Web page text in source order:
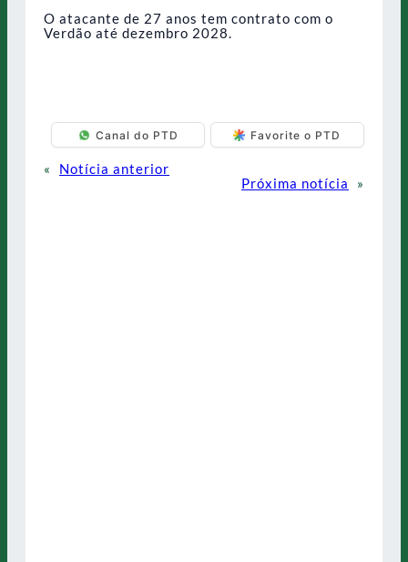
O atacante de 27 anos tem contrato com o
Verdão até dezembro 2028.
Canal do PTD Favorite o PTD
«
Notícia anterior
Próxima notícia
»